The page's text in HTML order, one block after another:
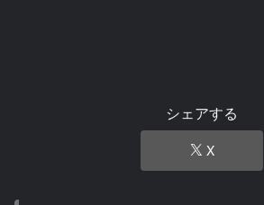
シェアする
X